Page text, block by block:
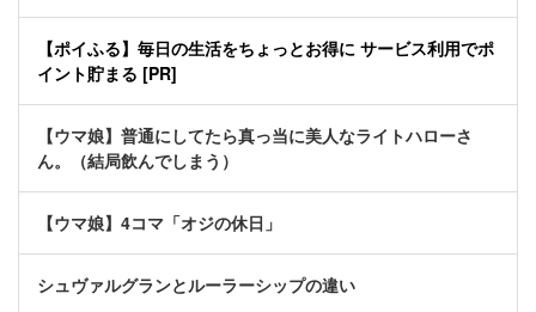
【ポイふる】毎日の生活をちょっとお得に サービス利用でポ
イント貯まる [PR]
【ウマ娘】普通にしてたら真っ当に美人なライトハローさ
ん。（結局飲んでしまう）
【ウマ娘】4コマ「オジの休日」
シュヴァルグランとルーラーシップの違い